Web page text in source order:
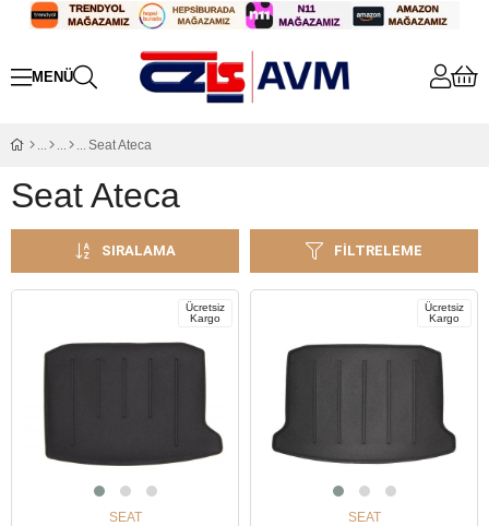
Seat Ateca
Seat Ateca
FILTRELEME
SIRALAMA
Ücretsiz
Kargo
SEAT
Ücretsiz
Kargo
SEAT